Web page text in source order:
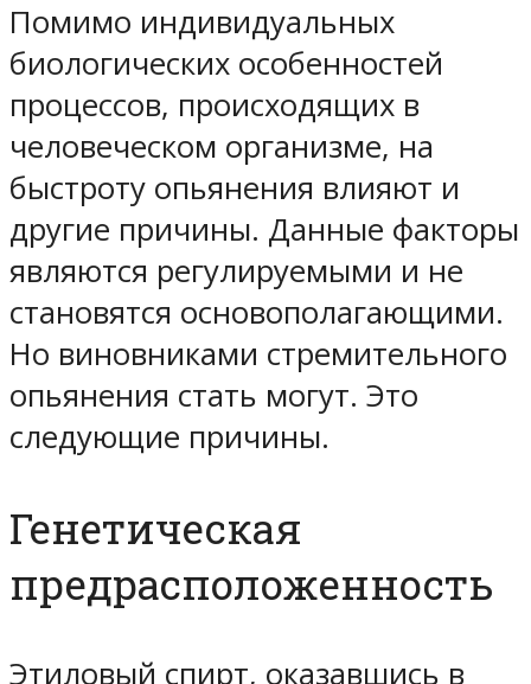
Помимо индивидуальных
биологических особенностей
процессов, происходящих в
человеческом организме, на
быстроту опьянения влияют и
другие причины. Данные факторы
являются регулируемыми и не
становятся основополагающими.
Но виновниками стремительного
опьянения стать могут. Это
следующие причины.
Генетическая
предрасположенность
Этиловый спирт, оказавшись в